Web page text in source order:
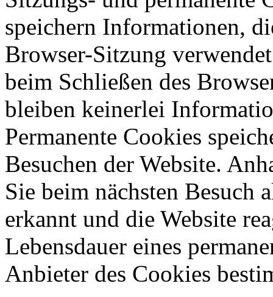
speichern Informationen,
Browser-Sitzung
beim Schließen des
bleiben keinerlei
Permanente Cookies
Besuchen der Website.
Sie beim nächsten Besuch
erkannt und die Website
Lebensdauer eines
Anbieter des Cookies